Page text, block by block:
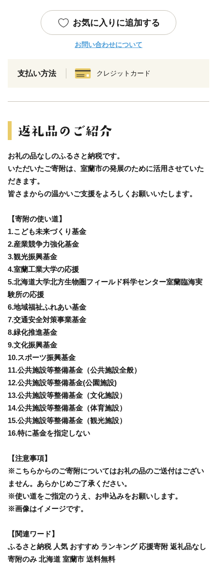
お気に入りに追加する
お問い合わせについて
支払い方法 クレジットカード
お礼の品なしのふるさと納税です。
いただいたご寄附は、室蘭市の発展のために活用させていた
だきます。
皆さまからの温かいご支援をよろしくお願いいたします。
【寄附の使い道】
1.こども未来づくり基金
2.産業競争力強化基金
3.観光振興基金
4.室蘭工業大学の応援
5.北海道大学北方生物圏フィールド科学センター室蘭臨海実
験所の応援
6.地域福祉ふれあい基金
7.交通安全対策事業基金
8.緑化推進基金
9.文化振興基金
10.スポーツ振興基金
11.公共施設等整備基金（公共施設全般）
12.公共施設等整備基金(公園施設)
13.公共施設等整備基金（文化施設）
14.公共施設等整備基金（体育施設）
15.公共施設等整備基金（観光施設）
16.特に基金を指定しない
【注意事項】
※こちらからのご寄附についてはお礼の品のご送付はござい
ません。あらかじめご了承ください。
※使い道をご指定のうえ、お申込みをお願いします。
※画像はイメージです。
【関連ワード】
ふるさと納税 人気 おすすめ ランキング 応援寄附 返礼品なし
寄附のみ 北海道 室蘭市 送料無料